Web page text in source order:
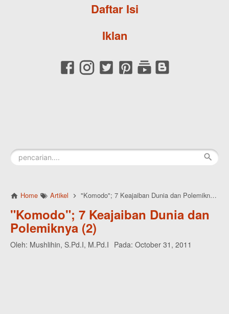
Daftar Isi
Iklan
Home Artikel "Komodo"; 7 Keajaiban Dunia dan Polemiknya (2)
"Komodo"; 7 Keajaiban Dunia dan
Polemiknya (2)
Oleh: Mushlihin, S.Pd.I, M.Pd.I Pada: October 31, 2011